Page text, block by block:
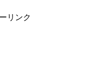
リンク